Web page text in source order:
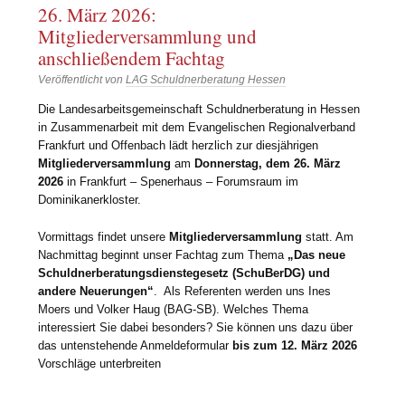
26. März 2026:
Mitgliederversammlung und
anschließendem Fachtag
Veröffentlicht vonLAG Schuldnerberatung Hessen
Die Landesarbeitsgemeinschaft Schuldnerberatung in Hessen
in Zusammenarbeit mit dem Evangelischen Regionalverband
Frankfurt und Offenbach lädt herzlich zur diesjährigen
Mitgliederversammlung am Donnerstag, dem 26. März
2026 in Frankfurt – Spenerhaus – Forumsraum im
Dominikanerkloster.
Vormittags findet unsere Mitgliederversammlung statt. Am
Nachmittag beginnt unser Fachtag zum Thema „Das neue
Schuldnerberatungsdienstegesetz (SchuBerDG) und
andere Neuerungen“. Als Referenten werden uns Ines
Moers und Volker Haug (BAG-SB). Welches Thema
interessiert Sie dabei besonders? Sie können uns dazu über
das untenstehende Anmeldeformular bis zum 12. März 2026
Vorschläge unterbreiten